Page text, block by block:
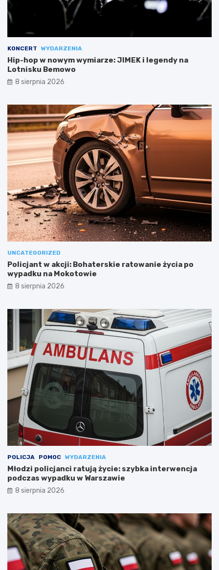
KONCERT WYDARZENIA
Hip-hop w nowym wymiarze: JIMEK i legendy na
Lotnisku Bemowo
8 sierpnia 2026
UNCATEGORIZED
Policjant w akcji: Bohaterskie ratowanie życia po
wypadku na Mokotowie
8 sierpnia 2026
POLICJA POMOC WYDARZENIA
Młodzi policjanci ratują życie: szybka interwencja
podczas wypadku w Warszawie
8 sierpnia 2026